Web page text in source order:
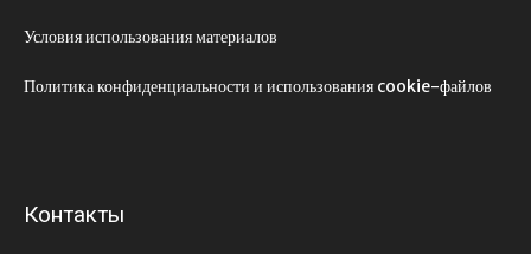
Условия использования материалов
Политика конфиденциальности и использования cookie-файлов
Контакты